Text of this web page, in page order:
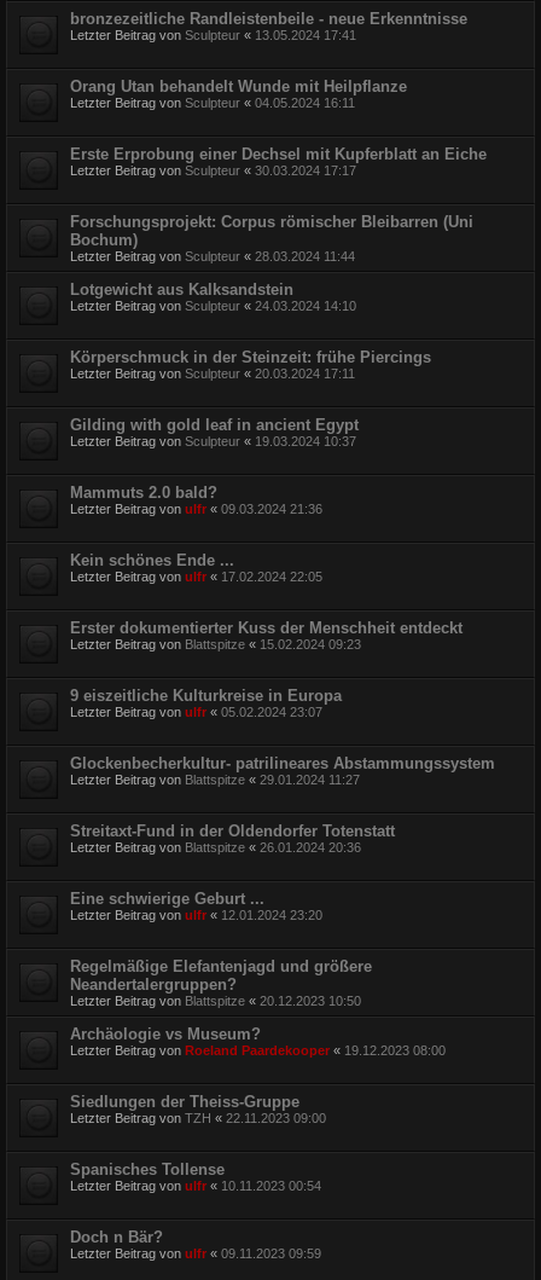
bronzezeitliche Randleistenbeile - neue Erkenntnisse
Letzter Beitrag von Sculpteur « 13.05.2024 17:41
Orang Utan behandelt Wunde mit Heilpflanze
Letzter Beitrag von Sculpteur « 04.05.2024 16:11
Erste Erprobung einer Dechsel mit Kupferblatt an Eiche
Letzter Beitrag von Sculpteur « 30.03.2024 17:17
Forschungsprojekt: Corpus römischer Bleibarren (Uni
Bochum)
Letzter Beitrag von Sculpteur « 28.03.2024 11:44
Lotgewicht aus Kalksandstein
Letzter Beitrag von Sculpteur « 24.03.2024 14:10
Körperschmuck in der Steinzeit: frühe Piercings
Letzter Beitrag von Sculpteur « 20.03.2024 17:11
Gilding with gold leaf in ancient Egypt
Letzter Beitrag von Sculpteur « 19.03.2024 10:37
Mammuts 2.0 bald?
Letzter Beitrag von ulfr « 09.03.2024 21:36
Kein schönes Ende ...
Letzter Beitrag von ulfr « 17.02.2024 22:05
Erster dokumentierter Kuss der Menschheit entdeckt
Letzter Beitrag von Blattspitze « 15.02.2024 09:23
9 eiszeitliche Kulturkreise in Europa
Letzter Beitrag von ulfr « 05.02.2024 23:07
Glockenbecherkultur- patrilineares Abstammungssystem
Letzter Beitrag von Blattspitze « 29.01.2024 11:27
Streitaxt-Fund in der Oldendorfer Totenstatt
Letzter Beitrag von Blattspitze « 26.01.2024 20:36
Eine schwierige Geburt ...
Letzter Beitrag von ulfr « 12.01.2024 23:20
Regelmäßige Elefantenjagd und größere
Neandertalergruppen?
Letzter Beitrag von Blattspitze « 20.12.2023 10:50
Archäologie vs Museum?
Letzter Beitrag von Roeland Paardekooper « 19.12.2023 08:00
Siedlungen der Theiss-Gruppe
Letzter Beitrag von TZH « 22.11.2023 09:00
Spanisches Tollense
Letzter Beitrag von ulfr « 10.11.2023 00:54
Doch n Bär?
Letzter Beitrag von ulfr « 09.11.2023 09:59